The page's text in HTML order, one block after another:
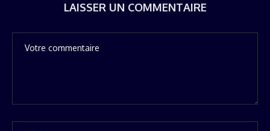
LAISSER UN COMMENTAIRE